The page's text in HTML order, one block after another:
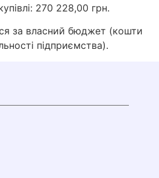
270 228,00 грн.
за власний бюджет (кошти
підприємства).